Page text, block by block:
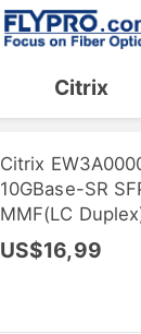
Citrix
Citrix
10GBase-SR
MMF(LC
Transceiver
US$16,99